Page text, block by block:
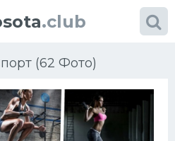
.club
(62 Фото)